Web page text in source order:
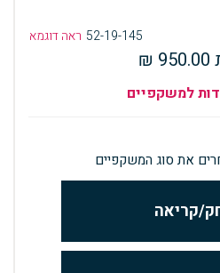
52-19-145 ראה דוגמא
למשקפיים
את סוג המשקפיים
קריאה